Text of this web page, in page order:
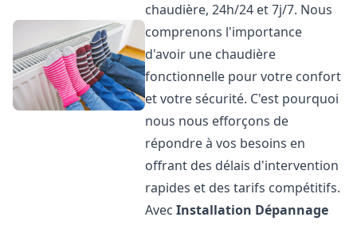
chaudière, 24h/24 et 7j/7. Nous
comprenons l'importance
d'avoir une chaudière
fonctionnelle pour votre confort
et votre sécurité. C'est pourquoi
nous nous efforçons de
répondre à vos besoins en
offrant des délais d'intervention
rapides et des tarifs compétitifs.
AvecInstallation Dépannage